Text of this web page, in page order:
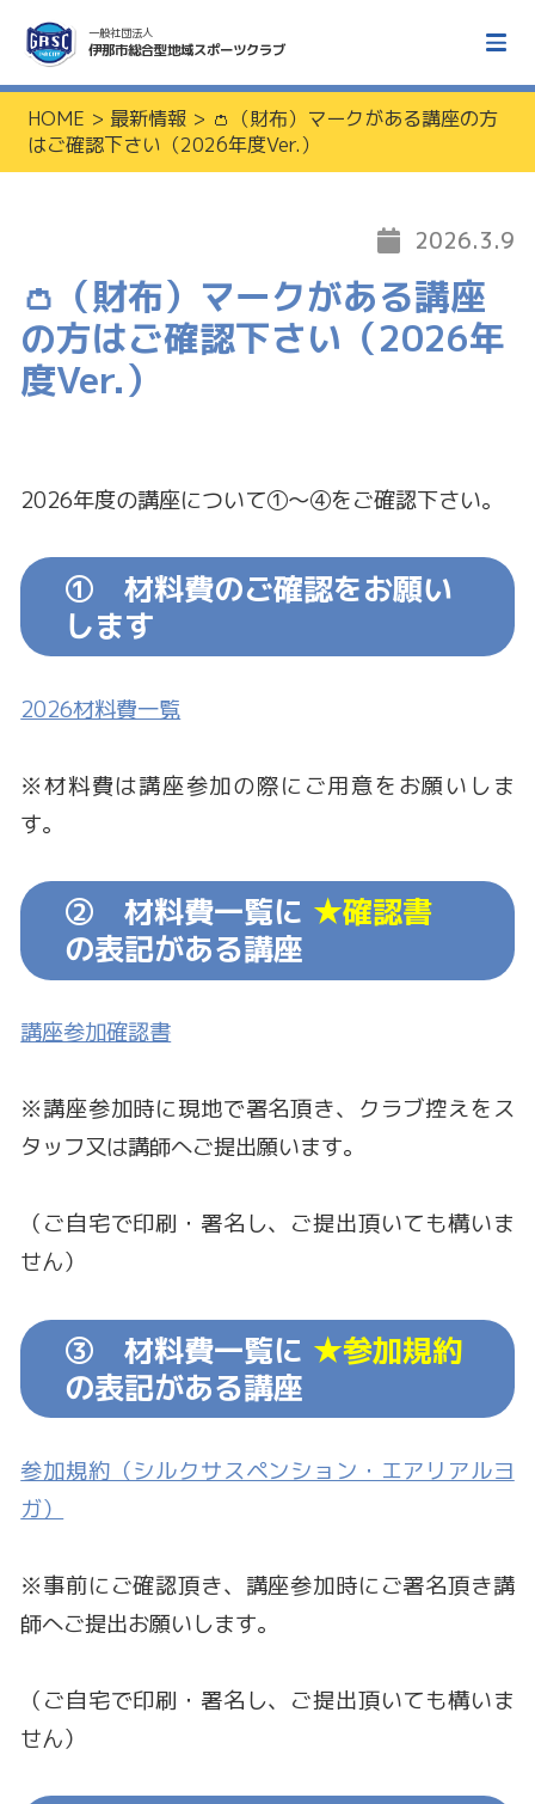
一般社団法人
伊那市総合型地域スポーツクラブ
HOME > 最新情報> 👛（財布）マークがある講座の方
はご確認下さい（2026年度Ver.）
2026.3.9
👛（財布）マークがある講座
の方はご確認下さい（2026年
度Ver.）
2026年度の講座について①～④をご確認下さい。
① 材料費のご確認をお願い
します
2026材料費一覧
※材料費は講座参加の際にご用意をお願いしま
す。
② 材料費一覧に ★確認書
の表記がある講座
講座参加確認書
※講座参加時に現地で署名頂き、クラブ控えをス
タッフ又は講師へご提出願います。
（ご自宅で印刷・署名し、ご提出頂いても構いま
せん）
③ 材料費一覧に ★参加規約
の表記がある講座
参加規約（シルクサスペンション・エアリアルヨ
ガ）
※事前にご確認頂き、講座参加時にご署名頂き講
師へご提出お願いします。
（ご自宅で印刷・署名し、ご提出頂いても構いま
せん）